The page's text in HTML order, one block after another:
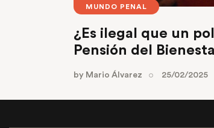
MUNDO PENAL
¿Es ilegal que un
Pensión del
by Mario Álvarez 25/02/2025